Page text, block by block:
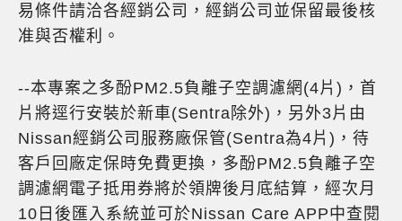
易條件請洽各經銷公司，經銷公司並保留最後核
准與否權利。
--本專案之多酚PM2.5負離子空調濾網(4片)，首
片將逕行安裝於新車(Sentra除外)，另外3片由
Nissan經銷公司服務廠保管(Sentra為4片)，待
客戶回廠定保時免費更換，多酚PM2.5負離子空
調濾網電子抵用券將於領牌後月底結算，經次月
10日後匯入系統並可於Nissan Care APP中查閱